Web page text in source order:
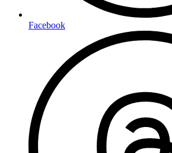
Facebook